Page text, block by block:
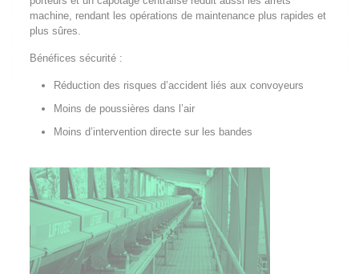
machine, rendant les opérations de maintenance plus rapides et
plus sûres.
Bénéfices sécurité :
Réduction des risques d’accident liés aux convoyeurs
Moins de poussières dans l’air
Moins d’intervention directe sur les bandes